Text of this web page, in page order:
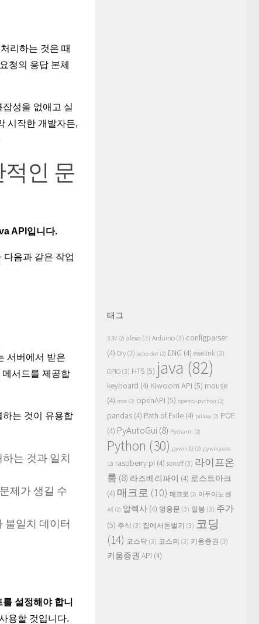
리하는 것은 때
청의 응답 본체
성을 없애고 실
시작한 개발자든,
적인 문
API입니다.
음과 같은 작업
서버에서 받은
서드를 제공합
는 것이 유용합
는 것과 일치
제가 생길 수
불일치 데이터
설정해야 합니
용할 것입니다.
태그
3.3V (2) alexa (3) Arduino (3) configparser
(4) Diy (3) echo dot (2) ENG (4) ewelink (3)
GPIO (3) HTS (5) java (82)
keyboard (4) Kiwoom API (5) mouse
(4) mss (2) openAPI (5) opencv-python (2)
pandas (4) Path of Exile (4) pillow (2) POE
(4) PyAutoGui(8) Pycharm (2)
Python (30) pywin32 (2) pywinauto
(2) raspberry pi (4) sonoff(3) 라이프온
룸 (8) 라즈베리파이 (4) 로스트아크
(4) 매크로 (10) 메크로 (2) 아두이노 센
서 (2) 알렉사 (4) 영웅문 (3) 일봉 (3) 주가
(5) 주식 (3) 집에서돈벌기 (3) 코딩
(14) 코스닥 (3) 코스피 (3) 키움증권 (3)
키움증권 API (4)